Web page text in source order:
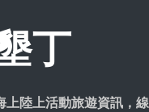
丁
上陸上活動旅遊資訊，